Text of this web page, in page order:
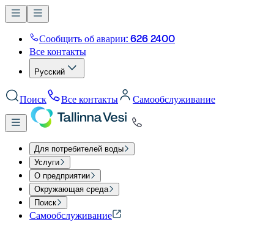
Сообщить об аварии: 626 2400
Все контакты
Русский
Поиск Все контакты Самообслуживание
Для потребителей воды
Услуги
О предприятии
Окружающая среда
Поиск
Самообслуживание